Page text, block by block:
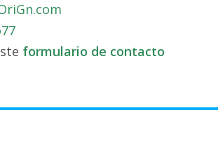
formulario de contacto